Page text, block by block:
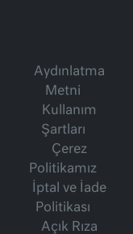
Aydınlatma
Metni
Kullanım
Şartları
Çerez
Politikamız
İptal ve İade
Politikası
Açık Rıza